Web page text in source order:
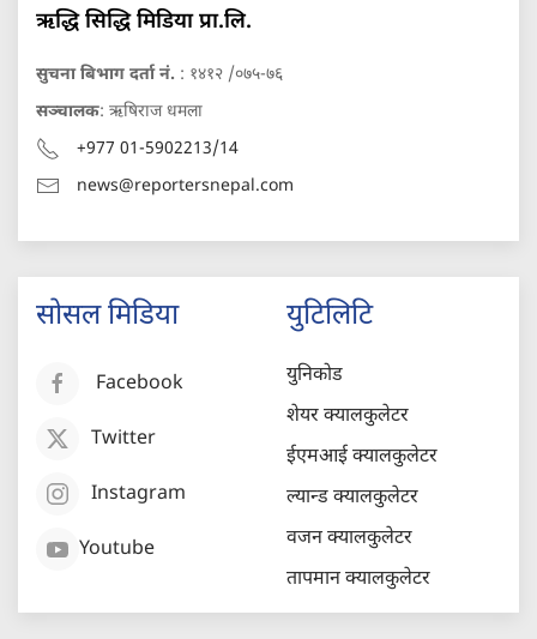
ऋद्धि सिद्धि मिडिया प्रा.लि.
सुचना बिभाग दर्ता नं. : १४१२ /०७५-७६
सञ्चालक: ऋषिराज धमला
+977 01-5902213/14
news@reportersnepal.com
सोसल मिडिया
Facebook
Twitter
Instagram
Youtube
युटिलिटि
युनिकोड
शेयर क्यालकुलेटर
ईएमआई क्यालकुलेटर
ल्यान्ड क्यालकुलेटर
वजन क्यालकुलेटर
तापमान क्यालकुलेटर